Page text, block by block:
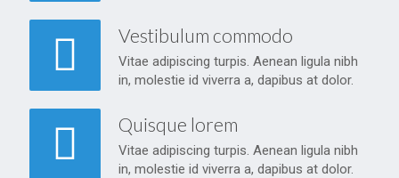
Vestibulum commodo
Vitae adipiscing turpis. Aenean ligula nibh
in, molestie id viverra a, dapibus at dolor.
Quisque lorem
Vitae adipiscing turpis. Aenean ligula nibh
in, molestie id viverra a, dapibus at dolor.